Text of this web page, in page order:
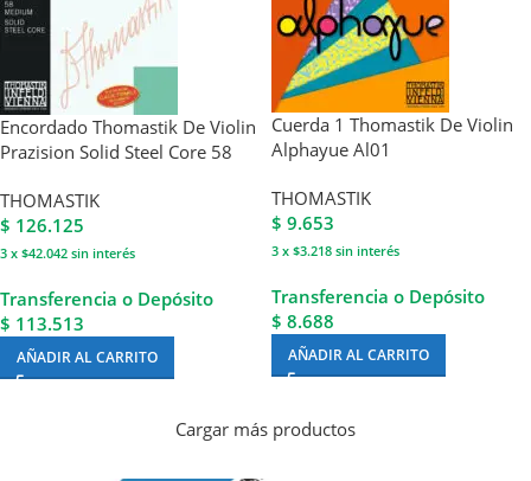
Encordado Thomastik De Violin
Prazision Solid Steel Core 58
THOMASTIK
$ 126.125
3 x $42.042 sin interés
Transferencia o Depósito
$ 113.513
AÑADIR AL CARRITO
Cuerda 1 Thomastik De Violin
Alphayue Al01
THOMASTIK
$ 9.653
3 x $3.218 sin interés
Transferencia o Depósito
$ 8.688
AÑADIR AL CARRITO
Cargar más productos